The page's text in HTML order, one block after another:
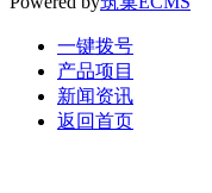
一键拨号
产品项目
新闻资讯
返回首页